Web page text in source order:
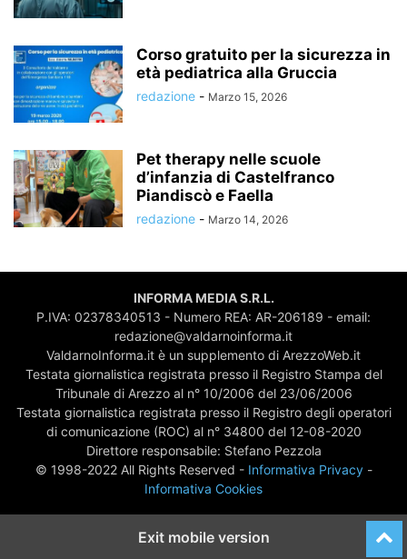
Corso gratuito per la sicurezza in
età pediatrica alla Gruccia
redazione - Marzo 15, 2026
Pet therapy nelle scuole
d’infanzia di Castelfranco
Piandiscò e Faella
redazione - Marzo 14, 2026
INFORMA MEDIA S.R.L.
P.IVA: 02378340513 - Numero REA: AR-206189 - email:
redazione@valdarnoinforma.it
ValdarnoInforma.it è un supplemento di ArezzoWeb.it
Testata giornalistica registrata presso il Registro Stampa del
Tribunale di Arezzo al n° 10/2006 del 23/06/2006
Testata giornalistica registrata presso il Registro degli operatori
di comunicazione (ROC) al n° 34800 del 12-08-2020
Direttore responsabile: Stefano Pezzola
© 1998-2022 All Rights Reserved - Informativa Privacy-
Informativa Cookies
Exit mobile version